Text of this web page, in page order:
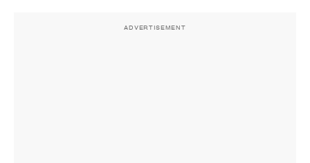
ADVERTISEMENT